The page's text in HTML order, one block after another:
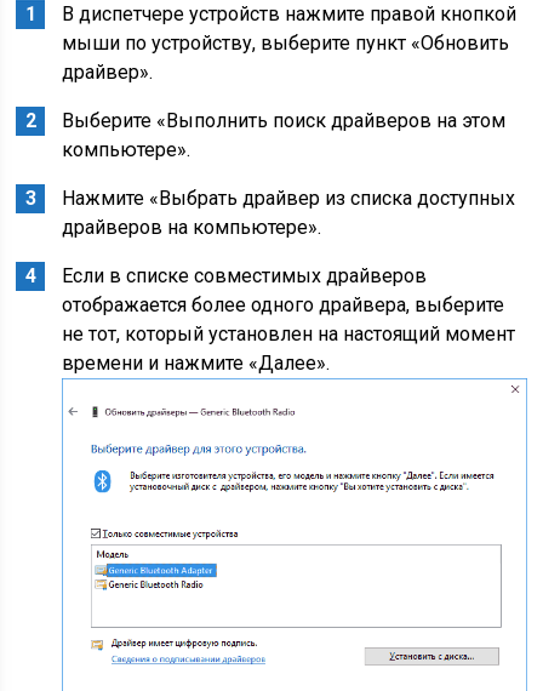
В диспетчере устройств нажмите правой кнопкой
мыши по устройству, выберите пункт «Обновить
драйвер».
Выберите «Выполнить поиск драйверов на этом
компьютере».
Нажмите «Выбрать драйвер из списка доступных
драйверов на компьютере».
Если в списке совместимых драйверов
отображается более одного драйвера, выберите
не тот, который установлен на настоящий момент
времени и нажмите «Далее».